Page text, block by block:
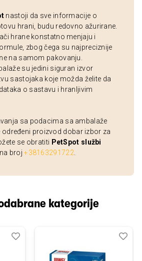
nastoji da sve informacije o
hrani, budu redovno ažurirane.
hrane konstatno menjaju i
zbog čega su najpreciznije
na samom pakovanju.
su jedini siguran izvor
sastojaka koje možda želite da
o sastavu i hranljivim
sa podacima sa ambalaže
određeni proizvod dobar izbor za
se obratiti PetSpot službi
broj+38163291722
kategorije
Dodaj
Uporedi